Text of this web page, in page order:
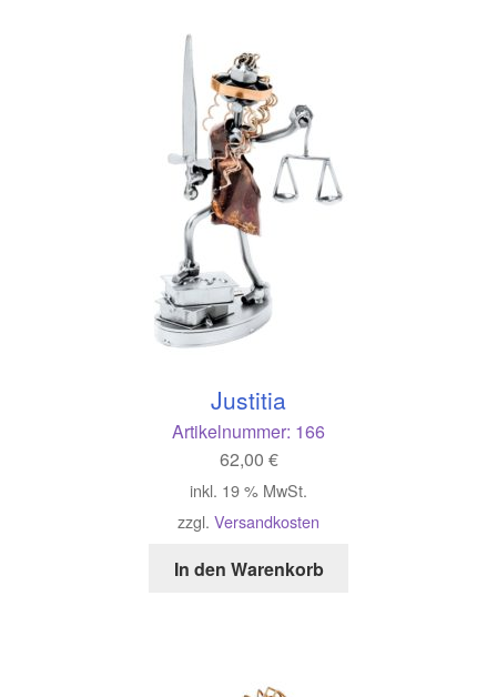
Justitia
Artikelnummer: 166
62,00 €
inkl. 19 % MwSt.
zzgl. Versandkosten
In den Warenkorb